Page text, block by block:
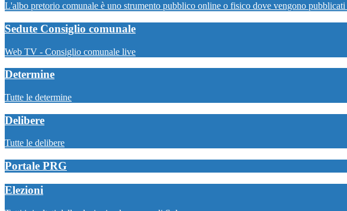
L'albo pretorio comunale è uno strumento pubblico online o fisico dove vengono
Sedute Consiglio comunale
Web TV - Consiglio comunale live
Determine
Tutte le determine
Delibere
Tutte le delibere
Portale PRG
Elezioni